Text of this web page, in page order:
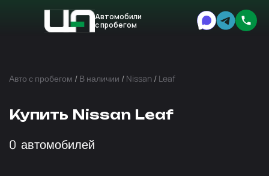
Автомобили
с пробегом
Авто с пробегом / В наличии / Nissan / Leaf
Купить Nissan Leaf
0 автомобилей